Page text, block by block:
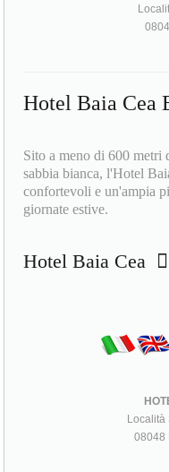
Hotel Baia Cea
Sito a meno di 600 metri
sabbia bianca, l'Hotel
confortevoli e un'ampia
giornate estive.
Hotel Baia Cea
Località
08048